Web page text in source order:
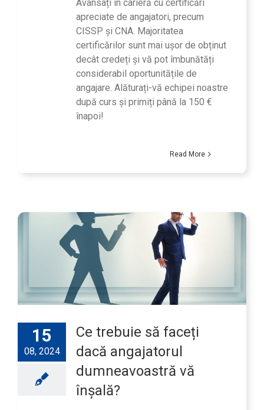
Avansați în carieră cu certificări
apreciate de angajatori, precum
CISSP și CNA. Majoritatea
certificărilor sunt mai ușor de obținut
decât credeți și vă pot îmbunătăți
considerabil oportunitățile de
angajare. Alăturați-vă echipei noastre
după curs și primiți până la 150 €
înapoi!
Read More
15
08, 2024
Ce trebuie să faceți
dacă angajatorul
dumneavoastră vă
înșală?